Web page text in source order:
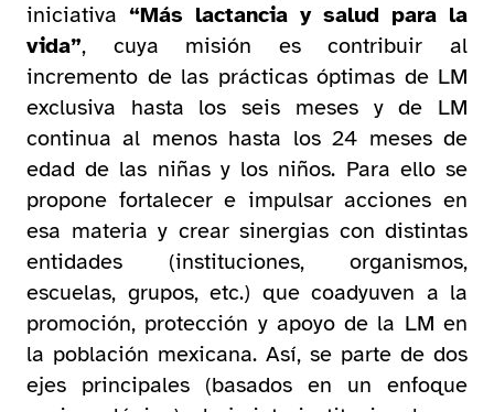
iniciativa “Más lactancia y salud para la
vida”, cuya misión es contribuir al
incremento de las prácticas óptimas de LM
exclusiva hasta los seis meses y de LM
continua al menos hasta los 24 meses de
edad de las niñas y los niños. Para ello se
propone fortalecer e impulsar acciones en
esa materia y crear sinergias con distintas
entidades (instituciones, organismos,
escuelas, grupos, etc.) que coadyuven a la
promoción, protección y apoyo de la LM en
la población mexicana. Así, se parte de dos
ejes principales (basados en un enfoque